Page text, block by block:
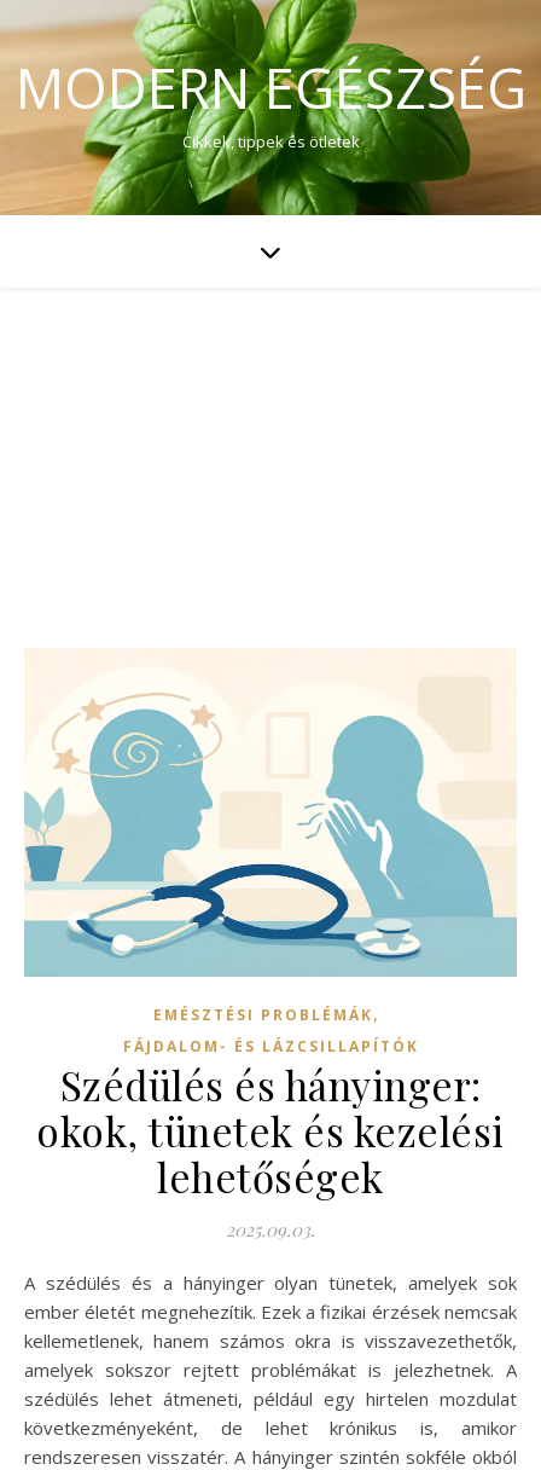
MODERN EGÉSZSÉG
Cikkek, tippek és ötletek
EMÉSZTÉSI PROBLÉMÁK,
FÁJDALOM- ÉS LÁZCSILLAPÍTÓK
Szédülés és hányinger:
okok, tünetek és kezelési
lehetőségek
2025.09.03.
A szédülés és a hányinger olyan tünetek, amelyek sok
ember életét megnehezítik. Ezek a fizikai érzések nemcsak
kellemetlenek, hanem számos okra is visszavezethetők,
amelyek sokszor rejtett problémákat is jelezhetnek. A
szédülés lehet átmeneti, például egy hirtelen mozdulat
következményeként, de lehet krónikus is, amikor
rendszeresen visszatér. A hányinger szintén sokféle okból